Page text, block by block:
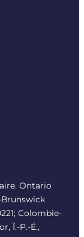
Ontario
Brunswick
; Colombie-
Î.-P.-É.,